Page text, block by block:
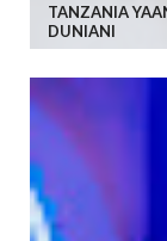
TANZANIA
DUNIANI